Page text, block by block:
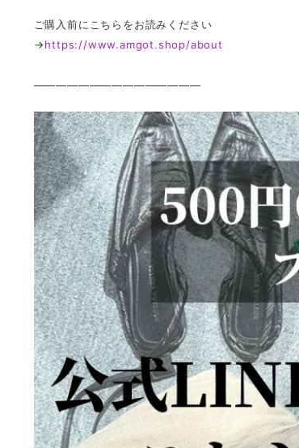
ご購入前にこちらをお読みください
→https://www.amgot.shop/about
———————————————